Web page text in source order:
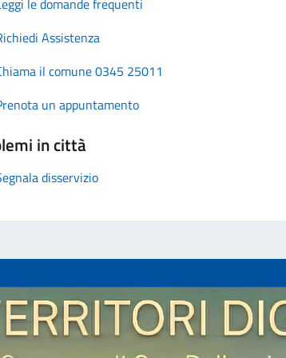
Assistenza
il comune 0345 25011
un appuntamento
in città
disservizio